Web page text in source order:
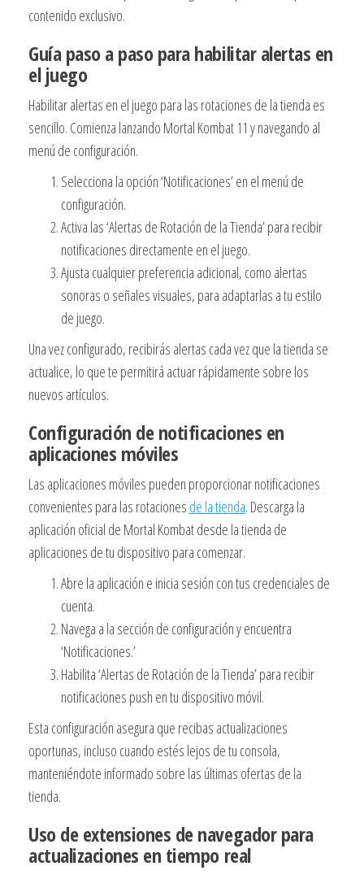
contenido exclusivo.
Guía paso a paso para habilitar alertas en
el juego
Habilitar alertas en el juego para las rotaciones de la tienda es
sencillo. Comienza lanzando Mortal Kombat 11 y navegando al
menú de configuración.
Selecciona la opción ‘Notificaciones’ en el menú de
configuración.
Activa las ‘Alertas de Rotación de la Tienda’ para recibir
notificaciones directamente en el juego.
Ajusta cualquier preferencia adicional, como alertas
sonoras o señales visuales, para adaptarlas a tu estilo
de juego.
Una vez configurado, recibirás alertas cada vez que la tienda se
actualice, lo que te permitirá actuar rápidamente sobre los
nuevos artículos.
Configuración de notificaciones en
aplicaciones móviles
Las aplicaciones móviles pueden proporcionar notificaciones
convenientes para las rotaciones de la tienda. Descarga la
aplicación oficial de Mortal Kombat desde la tienda de
aplicaciones de tu dispositivo para comenzar.
Abre la aplicación e inicia sesión con tus credenciales de
cuenta.
Navega a la sección de configuración y encuentra
‘Notificaciones.’
Habilita ‘Alertas de Rotación de la Tienda’ para recibir
notificaciones push en tu dispositivo móvil.
Esta configuración asegura que recibas actualizaciones
oportunas, incluso cuando estés lejos de tu consola,
manteniéndote informado sobre las últimas ofertas de la
tienda.
Uso de extensiones de navegador para
actualizaciones en tiempo real